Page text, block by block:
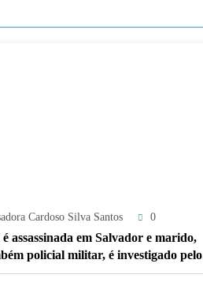
Cardoso Silva Santos 0
assassinada em Salvador e marido,
policial militar, é investigado pelo